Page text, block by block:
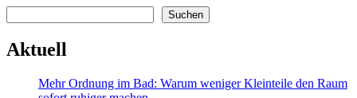
Suchen
Aktuell
Mehr Ordnung im Bad: Warum weniger Kleinteile den Raum